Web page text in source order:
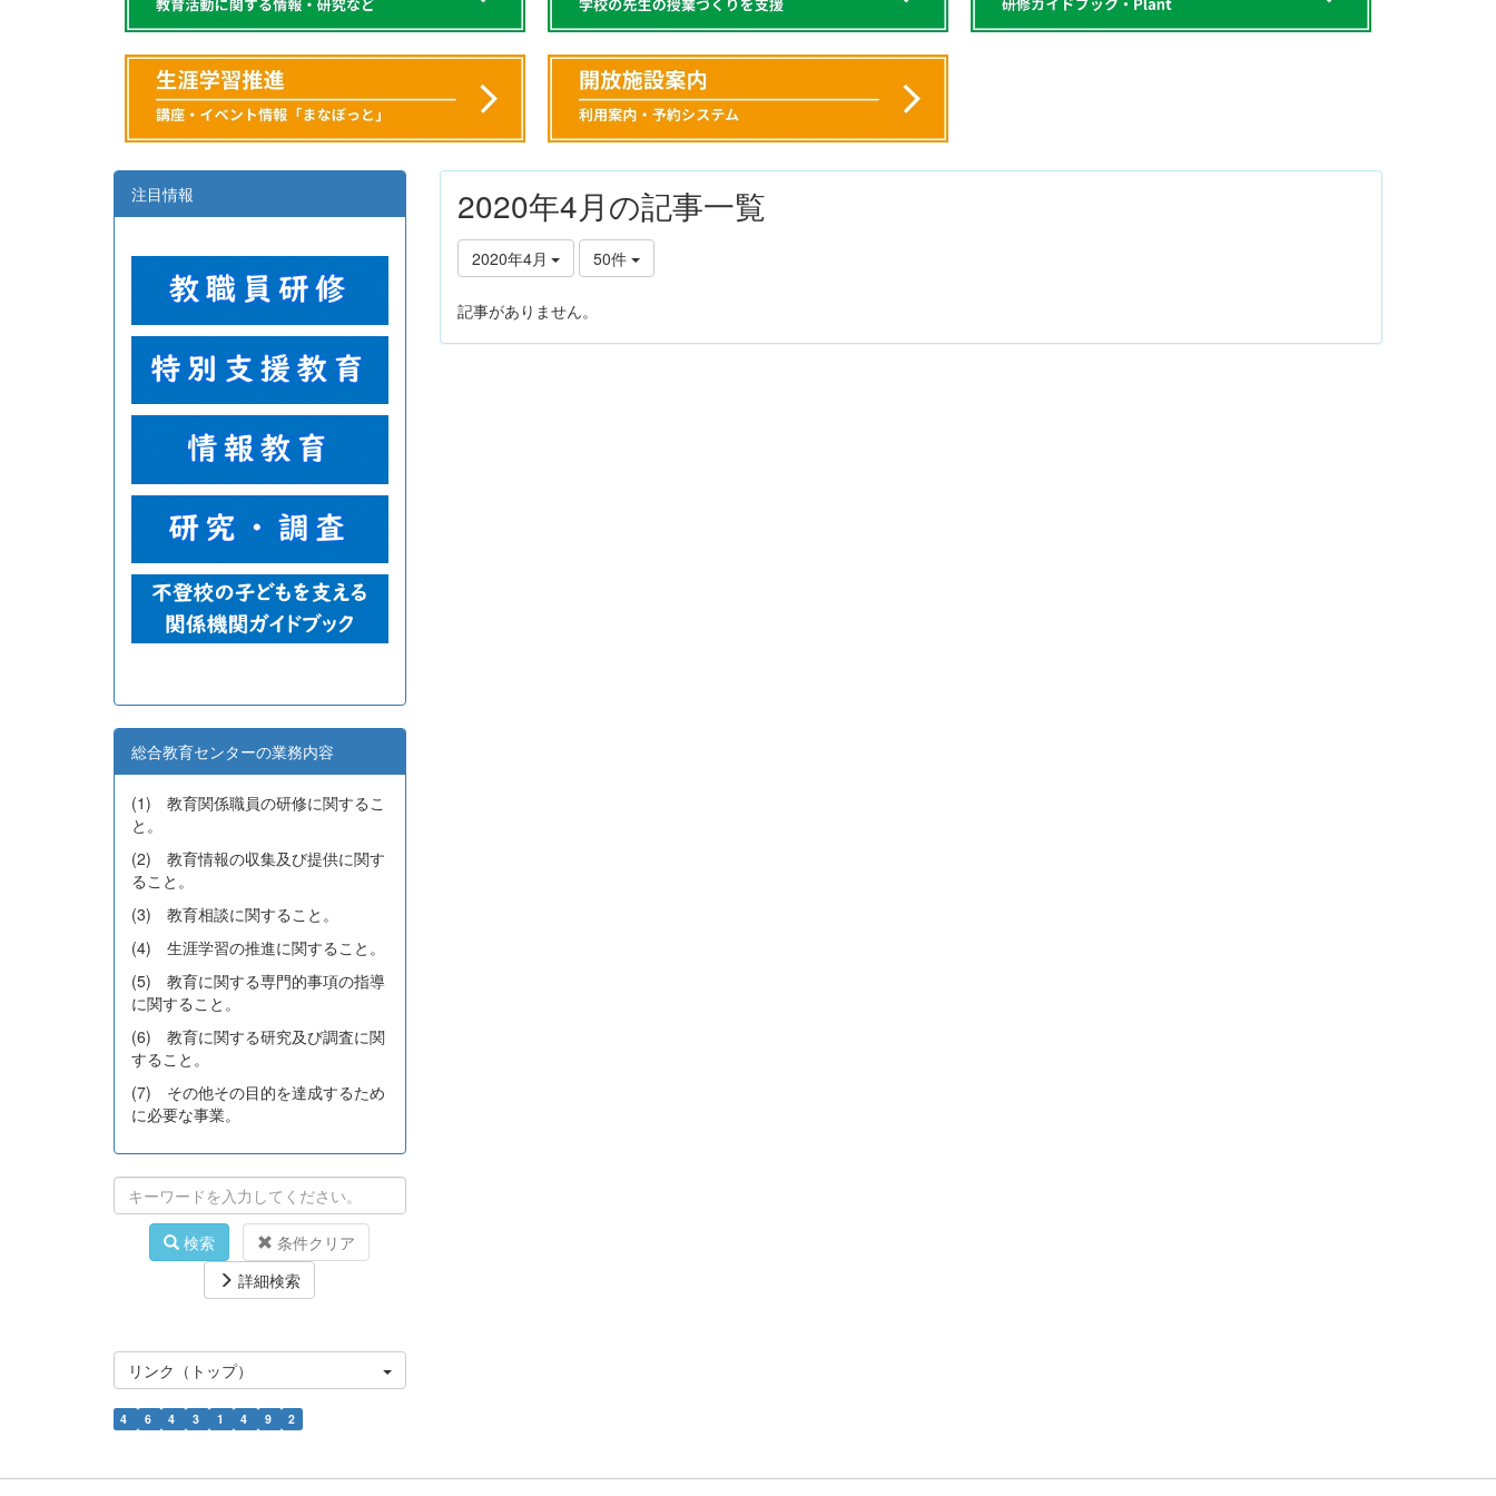
2020年4月の記事一覧
2020年4月 50件
記事がありません。
注目情報
総合教育センターの業務内容
(1) 教育関係職員の研修に関するこ
と。
(2) 教育情報の収集及び提供に関す
ること。
(3) 教育相談に関すること。
(4) 生涯学習の推進に関すること。
(5) 教育に関する専門的事項の指導
に関すること。
(6) 教育に関する研究及び調査に関
すること。
(7) その他その目的を達成するため
に必要な事業。
検索
条件クリア
詳細検索
リンク（トップ）
4 6 4 3 1 4 9 2